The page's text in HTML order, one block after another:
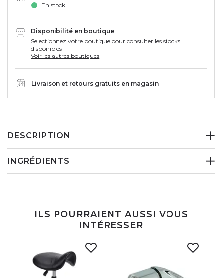
En stock
Disponibilité en boutique
Selectionnez votre boutique pour consulter les stocks
disponibles
Voir les autres boutiques
Livraison et retours gratuits en magasin
DESCRIPTION
INGRÉDIENTS
ILS POURRAIENT AUSSI VOUS
INTÉRESSER